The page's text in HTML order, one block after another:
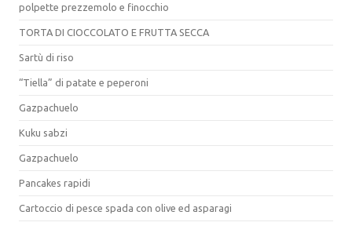
polpette prezzemolo e finocchio
TORTA DI CIOCCOLATO E FRUTTA SECCA
Sartù di riso
“Tiella” di patate e peperoni
Gazpachuelo
Kuku sabzi
Gazpachuelo
Pancakes rapidi
Cartoccio di pesce spada con olive ed asparagi